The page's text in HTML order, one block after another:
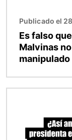
Publicado el
Es falso
Malvinas
manipulado